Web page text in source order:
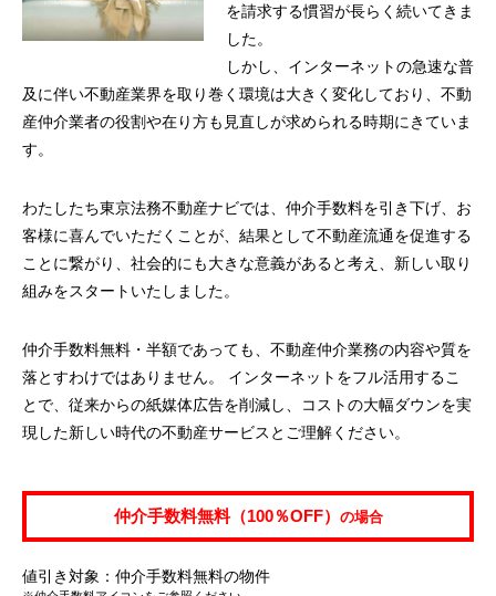
を請求する慣習が長らく続いてきま
した。
しかし、インターネットの急速な普
及に伴い不動産業界を取り巻く環境は大きく変化しており、不動
産仲介業者の役割や在り方も見直しが求められる時期にきていま
す。
わたしたち東京法務不動産ナビでは、仲介手数料を引き下げ、お
客様に喜んでいただくことが、結果として不動産流通を促進する
ことに繋がり、社会的にも大きな意義があると考え、新しい取り
組みをスタートいたしました。
仲介手数料無料・半額であっても、不動産仲介業務の内容や質を
落とすわけではありません。 インターネットをフル活用するこ
とで、従来からの紙媒体広告を削減し、コストの大幅ダウンを実
現した新しい時代の不動産サービスとご理解ください。
仲介手数料無料（100％OFF） の場合
値引き対象：仲介手数料無料の物件